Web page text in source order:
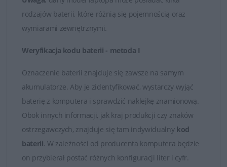
CE i ROHS.
Łatwy kontakt i fachowa obsługa
W przypadku jakichkolwiek wątpliwości i problemów z
doborem baterii do posiadanego laptopa, zawsze mogą
Państwo skontaktować się z naszymi Doradcami, którzy
udzielą fachowej i wyczerpującej porady. Na przesłane
zapytania odpowiadamy rzetelnie i bez zbędnej zwłoki.
Satysfakcja z zakupu jest dla nas najważniejsza.
Dobór baterii do laptopów DELL
rodzajów baterii, które różnią się pojemnością oraz
wymiarami zewnętrznymi.
Weryfikacja kodu baterii - metoda I
Oznaczenie baterii znajduje się zawsze na samym
akumulatorze. Aby je zidentyfikować, wystarczy wyjąć
baterię z komputera i sprawdzić naklejkę znamionową.
Obok innych informacji, jak kraj produkcji czy znaków
ostrzegawczych, znajduje się tam indywidualny kod
baterii. W zależności od producenta komputera będzie
on przybierał postać różnych konfiguracji liter i cyfr.